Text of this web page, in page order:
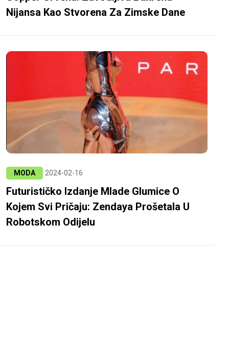
Nijansa Kao Stvorena Za Zimske Dane
MODA 2024-02-16
Futurističko Izdanje Mlade Glumice O
Kojem Svi Pričaju: Zendaya Prošetala U
Robotskom Odijelu